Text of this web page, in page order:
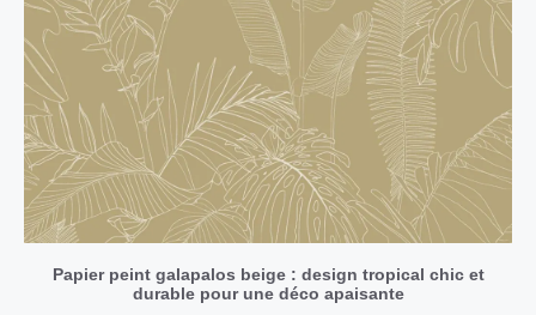
Papier peint galapalos beige : design tropical chic et
durable pour une déco apaisante